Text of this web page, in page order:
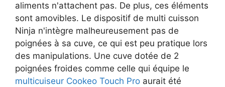
aliments n'attachent pas. De plus, ces éléments
sont amovibles. Le dispositif de multi cuisson
Ninja n'intègre malheureusement pas de
poignées à sa cuve, ce qui est peu pratique lors
des manipulations. Une cuve dotée de 2
poignées froides comme celle qui équipe le
multicuiseur Cookeo Touch Pro aurait été